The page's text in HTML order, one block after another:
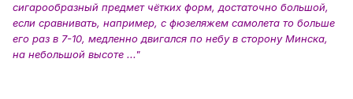
сигарообразный предмет чётких форм, достаточно большой,
если сравнивать, например, с фюзеляжем самолета то больше
его раз в 7-10, медленно двигался по небу в сторону Минска,
на небольшой высоте ..."